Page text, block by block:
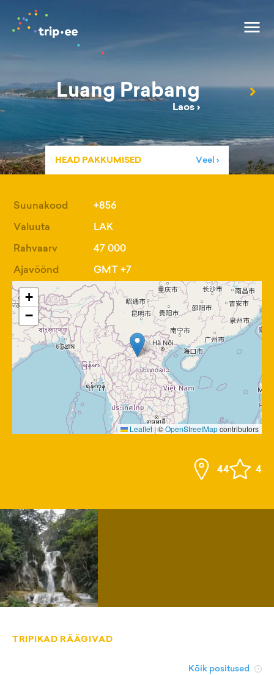
Luang Prabang
Laos›
›
HEAD PAKKUMISED Veel ›
Suunakood
+856
Valuuta
LAK
Rahvaarv
47 000
Ajavöönd
GMT +7
+
−
Leaflet |©OpenStreetMapcontributors
44 4
TRIPIKAD RÄÄGIVAD
Kõik positused